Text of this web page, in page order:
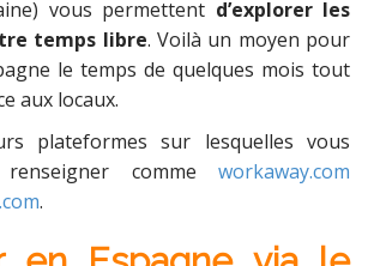
vous permettent d’explorer les
temps libre. Voilà un moyen pour
le temps de quelques mois tout
aux locaux.
plateformes sur lesquelles vous
comme workaway.com
.